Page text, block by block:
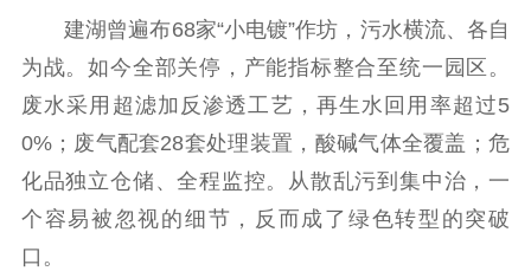
建湖曾遍布68家“小电镀”作坊，污水横流、各自
为战。如今全部关停，产能指标整合至统一园区。
废水采用超滤加反渗透工艺，再生水回用率超过5
0%；废气配套28套处理装置，酸碱气体全覆盖；危
化品独立仓储、全程监控。从散乱污到集中治，一
个容易被忽视的细节，反而成了绿色转型的突破
口。